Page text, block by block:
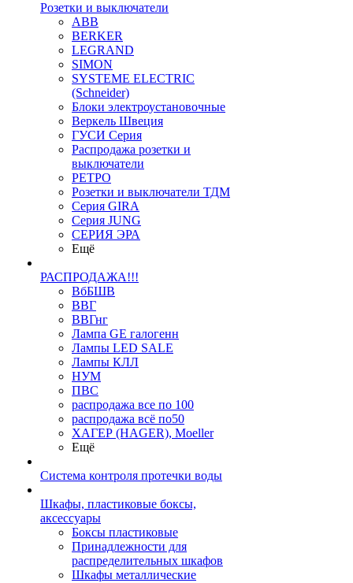
Розетки и выключатели
ABB
BERKER
LEGRAND
SIMON
SYSTEME ELECTRIC
(Schneider)
Блоки электроустановочные
Веркель Швеция
ГУСИ Серия
Распродажа розетки и
выключатели
РЕТРО
Розетки и выключатели ТДМ
Серия GIRA
Серия JUNG
СЕРИЯ ЭРА
Ещё
РАСПРОДАЖА!!!
ВбБШВ
ВВГ
ВВГнг
Лампа GE галогенн
Лампы LED SALE
Лампы КЛЛ
НУМ
ПВС
распродажа все по 100
распродажа всё по50
ХАГЕР (HAGER), Moeller
Ещё
Система контроля протечки воды
Шкафы, пластиковые боксы,
аксессуары
Боксы пластиковые
Принадлежности для
распределительных шкафов
Шкафы металлические